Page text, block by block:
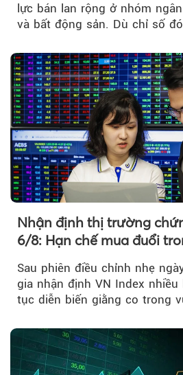
lực bán lan rộng ở nhóm
và bất động sản. Dù chỉ số
Nhận định thị trường
6/8: Hạn chế mua đuổi
Sau phiên điều chỉnh nhẹ
gia nhận định VN Index
tục diễn biến giằng co trong